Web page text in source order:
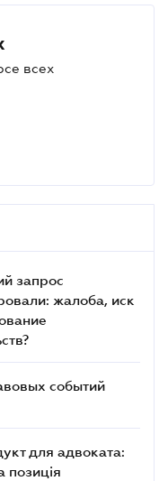
всех
запрос
жалоба, иск
событий
для адвоката:
позиція